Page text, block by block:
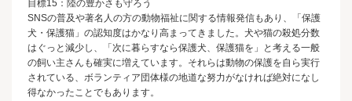
目標15：陸の豊かさも守ろう
SNSの普及や著名人の方の動物福祉に関する情報発信もあり、「保護
犬・保護猫」の認知度はかなり高まってきました。犬や猫の殺処分数
はぐっと減少し、「次に暮らすなら保護犬、保護猫を」と考える一般
の飼い主さんも確実に増えています。それらは動物の保護を自ら実行
されている、ボランティア団体様の地道な努力がなければ絶対になし
得なかったことでもあります。